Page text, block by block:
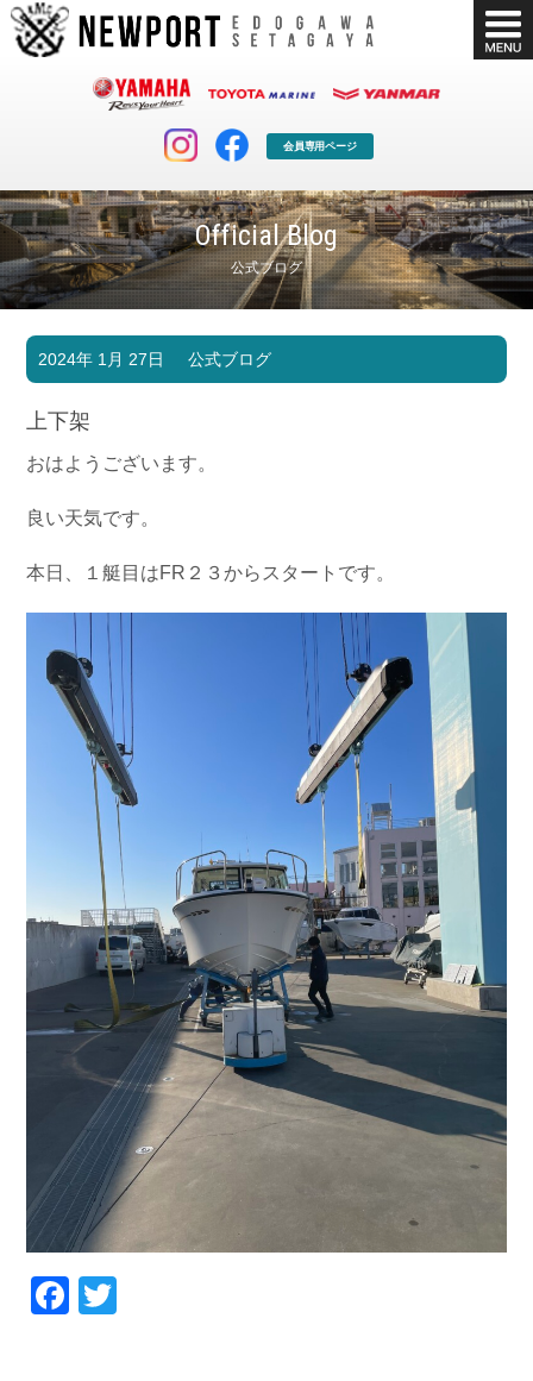
会員専用ページ
Official Blog
公式ブログ
マリンクラブ
マリンライフを堪能したい！
ボート販売
Contact us
採用情報 リンク集
Link
2024年 1月 27日 公式ブログ
上下架
おはようございます。
良い天気です。
本日、１艇目はFR２３からスタートです。
Facebook